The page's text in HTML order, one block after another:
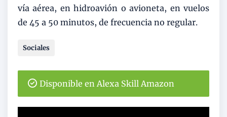
vía aérea, en hidroavión o avioneta, en vuelos
de 45 a 50 minutos, de frecuencia no regular.
Sociales
Disponible en Alexa Skill Amazon